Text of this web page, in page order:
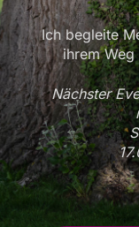
Ich begleite
ihrem Weg
Nächster